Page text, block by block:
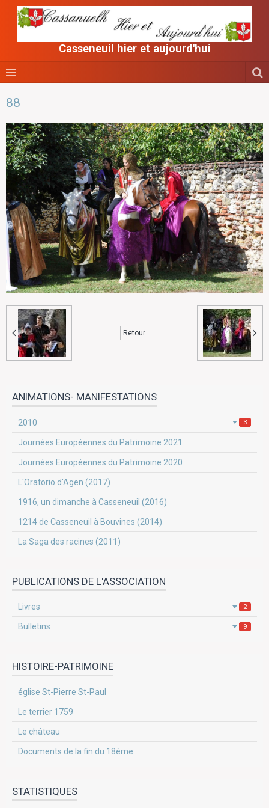
Casseneuil hier et aujourd'hui
88
Retour
ANIMATIONS- MANIFESTATIONS
2010 3
Journées Européennes du Patrimoine 2021
Journées Européennes du Patrimoine 2020
L'Oratorio d'Agen (2017)
1916, un dimanche à Casseneuil (2016)
1214 de Casseneuil à Bouvines (2014)
La Saga des racines (2011)
PUBLICATIONS DE L'ASSOCIATION
Livres 2
Bulletins 9
HISTOIRE-PATRIMOINE
église St-Pierre St-Paul
Le terrier 1759
Le château
Documents de la fin du 18ème
STATISTIQUES